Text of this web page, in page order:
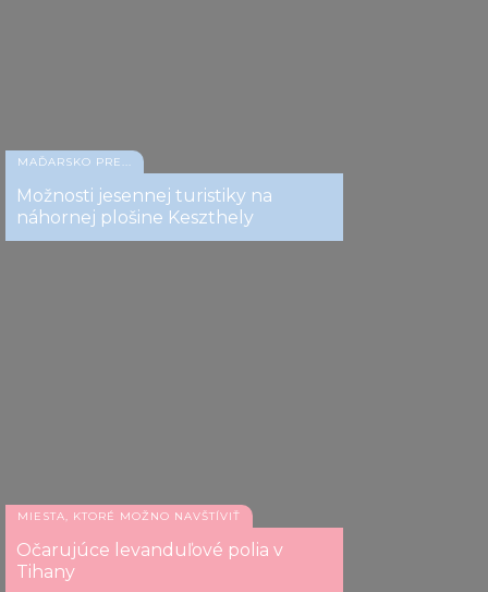
MAĎARSKO PRE...
Možnosti jesennej turistiky na
náhornej plošine Keszthely
MIESTA, KTORÉ MOŽNO NAVŠTÍVIŤ
Očarujúce levanduľové polia v
Tihany